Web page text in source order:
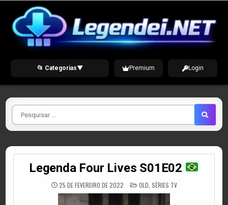
content
📂 Categorias▼ Premium Login
Pesquisar
por
Legenda Four Lives S01E02
25 DE FEVEREIRO DE 2022 POSTED
IN
OLD SÉRIES TV